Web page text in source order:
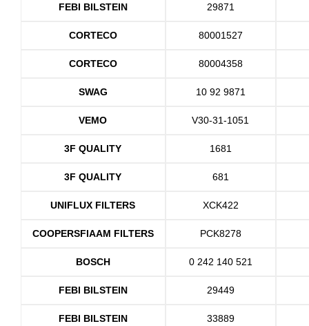
FEBI BILSTEIN 29871
CORTECO 80001527
CORTECO 80004358
SWAG 10 92 9871
VEMO V30-31-1051
3F QUALITY 1681
3F QUALITY 681
UNIFLUX FILTERS XCK422
COOPERSFIAAM FILTERS PCK8278
BOSCH 0 242 140 521
FEBI BILSTEIN 29449
FEBI BILSTEIN 33889